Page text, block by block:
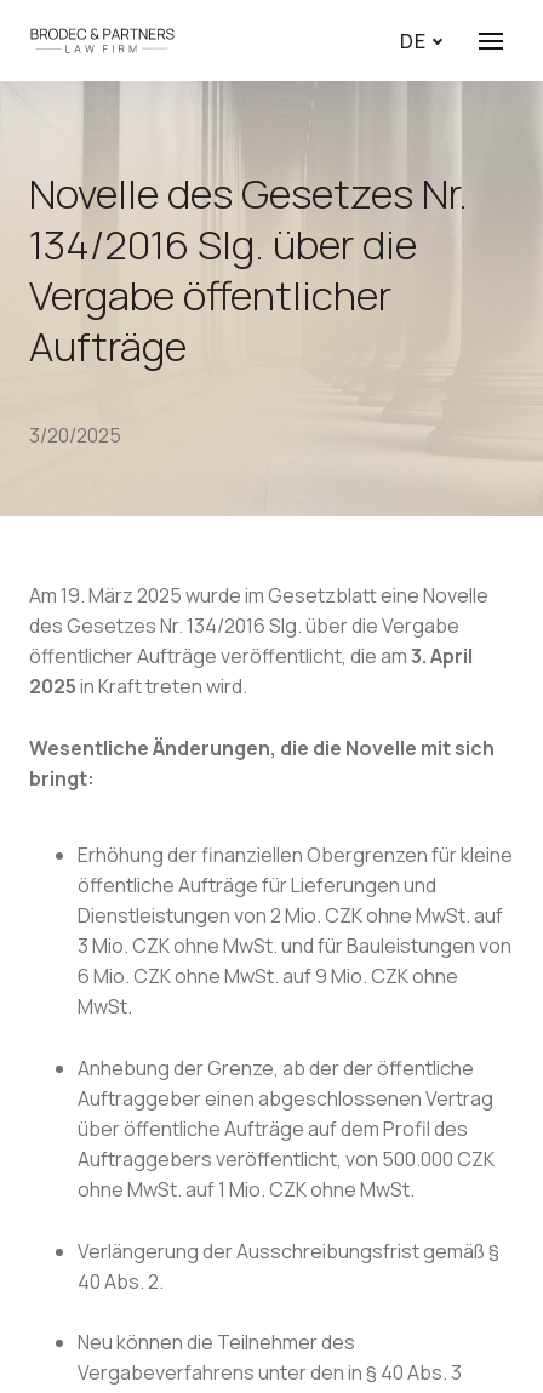
DE
Novelle des Gesetzes Nr.
134/2016 Slg. über die
Vergabe öffentlicher
Aufträge
3/20/2025
Am 19. März 2025 wurde im Gesetzblatt eine Novelle
des Gesetzes Nr. 134/2016 Slg. über die Vergabe
öffentlicher Aufträge veröffentlicht, die am3. April
2025in Kraft treten wird.
Wesentliche Änderungen, die die Novelle mit sich
bringt:
Erhöhung der finanziellen Obergrenzen für kleine
öffentliche Aufträge für Lieferungen und
Dienstleistungen von 2 Mio. CZK ohne MwSt. auf
3 Mio. CZK ohne MwSt. und für Bauleistungen von
6 Mio. CZK ohne MwSt. auf 9 Mio. CZK ohne
MwSt.
Anhebung der Grenze, ab der der öffentliche
Auftraggeber einen abgeschlossenen Vertrag
über öffentliche Aufträge auf dem Profil des
Auftraggebers veröffentlicht, von 500.000 CZK
ohne MwSt. auf 1 Mio. CZK ohne MwSt.
Verlängerung der Ausschreibungsfrist gemäß §
40 Abs. 2.
Neu können die Teilnehmer des
Vergabeverfahrens unter den in § 40 Abs. 3